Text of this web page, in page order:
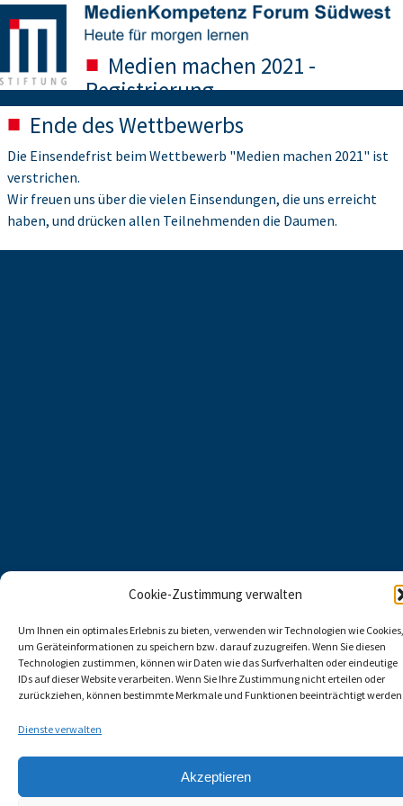
Cookie-Zustimmung verwalten
Um Ihnen ein optimales Erlebnis zu bieten, verwenden wir Technologien wie Cookies,
um Geräteinformationen zu speichern bzw. darauf zuzugreifen. Wenn Sie diesen
Technologien zustimmen, können wir Daten wie das Surfverhalten oder eindeutige
IDs auf dieser Website verarbeiten. Wenn Sie Ihre Zustimmung nicht erteilen oder
zurückziehen, können bestimmte Merkmale und Funktionen beeinträchtigt
Dienste verwalten
Akzeptieren
Medien machen 2021 -
Registrierung
Ende des Wettbewerbs
Die Einsendefrist beim Wettbewerb "Medien machen 2021" ist
verstrichen.
Wir freuen uns über die vielen Einsendungen, die uns erreicht
haben, und drücken allen Teilnehmenden die Daumen.